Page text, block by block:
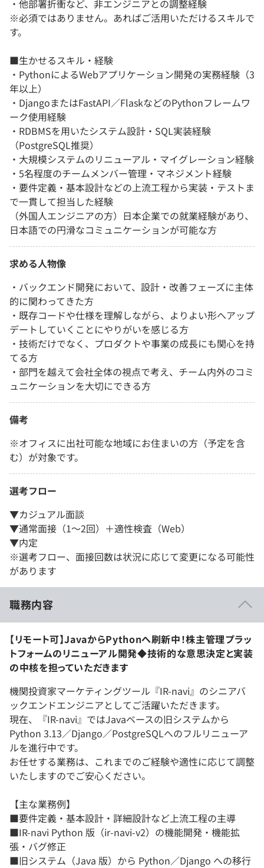
・他部署折衝など、非エンジニアとの調整経験
※必須ではありません。あればご活用いただけるスキルで
す。
■生かせるスキル・経験
・PythonによるWebアプリケーション開発の実務経験（3
年以上）
・DjangoまたはFastAPI／FlaskなどのPythonフレームワ
ーク使用経験
・RDBMSを用いたシステム設計・SQL実装経験
（PostgreSQL推奨）
・大規模システムのリニューアル・マイグレーション経験
・5名程度のチームメンバー管理・マネジメント経験
・要件定義・基本設計などの上流工程から実装・テストま
で一貫して担当した経験
（外国人エンジニアの方）日本企業での就業経験があり、
日本語での円滑なコミュニケーションが可能な方
求める人物像
・バックエンド開発において、設計・改善フェーズに主体
的に関わってきた方
・既存コードや仕様を理解しながら、よりよい形へアップ
デートしていくことにやりがいを感じる方
・技術だけでなく、プロダクトや事業の成長にも関心を持
てる方
・部門を越えて会社全体の視点で考え、チーム内外のコミ
ュニケーションを大切にできる方
備考
※オフィスに出社可能な地域にお住まいの方（予定を含
む）が対象です。
選考フロー
▼カジュアル面談
▼通常面接（1～2回）＋適性検査（Web）
▼内定
※選考フロー、面接回数は状況に応じて変更になる可能性
があります
職務内容
【リモート可】JavaからPythonへ刷新中！株主管理プラッ
トフォームのリニューアル開発◆技術的な意思決定と実装
の中核を担っていただきます
機関投資家マーケティングツール『IR-navi』のシニアバ
ックエンドエンジニアとしてご活躍いただきます。
現在、『IR-navi』ではJavaベースの旧システムから
Python 3.13／Django／PostgreSQLへのフルリニューア
ルを進行中です。
お任せする業務は、これまでのご経験や適性に応じて調整
いたしますのでご安心ください。
【主な業務例】
■要件定義・基本設計・詳細設計など上流工程の主導
■IR-navi Python 版（ir-navi-v2）の機能開発・機能拡
張・バグ修正
■旧システム（Java 版）から Python／Django への移行